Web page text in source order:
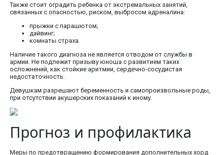
Также стоит оградить ребенка от экстремальных занятий,
связанных с опасностью, риском, выбросом адреналина:
прыжки с парашютом;
дайвинг;
комнаты страха.
Наличие такого диагноза не является отводом от службы в
армии. Не подлежит призыву юноша с развитием таких
осложнений, как стойкие аритмии, сердечно-сосудистая
недостаточность.
Девушкам разрешают беременность и самопроизвольные роды,
при отсутствии акушерских показаний к иному.
Прогноз и профилактика
Меры по предотвращению формирования дополнительных хорд